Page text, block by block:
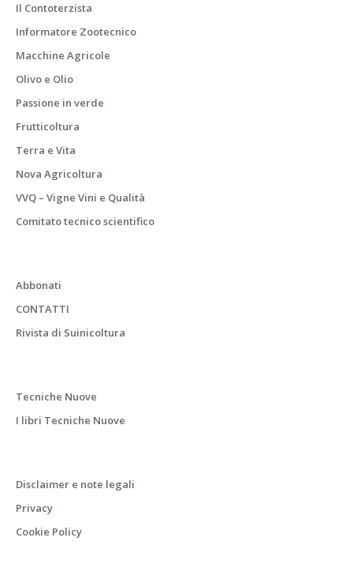
Il Contoterzista
Informatore Zootecnico
Macchine Agricole
Olivo e Olio
Passione in verde
Frutticoltura
Terra e Vita
Nova Agricoltura
VVQ – Vigne Vini e Qualità
Comitato tecnico scientifico
Abbonati
CONTATTI
Rivista di Suinicoltura
Tecniche Nuove
I libri Tecniche Nuove
Disclaimer e note legali
Privacy
Cookie Policy